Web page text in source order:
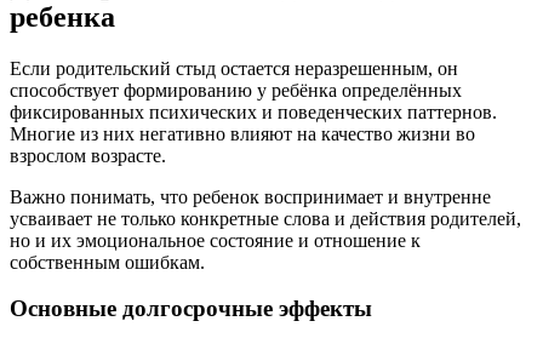
ребенка
Если родительский стыд остается неразрешенным, он
способствует формированию у ребёнка определённых
фиксированных психических и поведенческих паттернов.
Многие из них негативно влияют на качество жизни во
взрослом возрасте.
Важно понимать, что ребенок воспринимает и внутренне
усваивает не только конкретные слова и действия родителей,
но и их эмоциональное состояние и отношение к
собственным ошибкам.
Основные долгосрочные эффекты